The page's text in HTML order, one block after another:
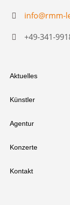
info@rmm-
+49-341-
Aktuelles
Künstler
Agentur
Konzerte
Kontakt